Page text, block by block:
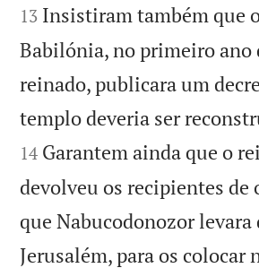
13 Insistiram também que
Babilónia, no primeiro ano
reinado, publicara um
templo deveria ser
14 Garantem ainda que o
devolveu os recipientes de
que Nabucodonozor levara
Jerusalém, para os colocar